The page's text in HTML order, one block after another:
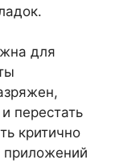
для
перестать
критично
приложений